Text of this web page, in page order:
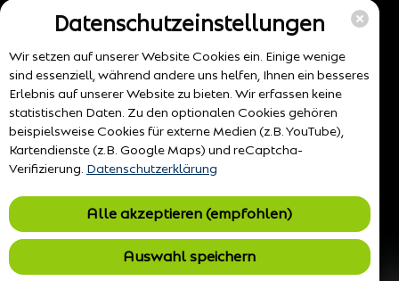
Datenschutzeinstellungen
Wir setzen auf unserer Website Cookies ein. Einige wenige
sind essenziell, während andere uns helfen, Ihnen ein besseres
Erlebnis auf unserer Website zu bieten. Wir erfassen keine
statistischen Daten. Zu den optionalen Cookies gehören
beispielsweise Cookies für externe Medien (z.B. YouTube),
Kartendienste (z.B. Google Maps) und reCaptcha-
Verifizierung. Datenschutzerklärung
Alle akzeptieren (empfohlen)
Auswahl speichern